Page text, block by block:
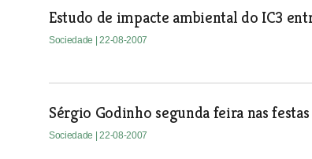
Estudo de impacte ambiental do IC3
Sociedade | 22-08-2007
Sérgio Godinho segunda feira nas
Sociedade | 22-08-2007